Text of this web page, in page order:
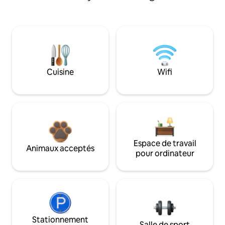
Cuisine Wifi
Animaux acceptés
Espace de travail
pour ordinateur
Stationnement